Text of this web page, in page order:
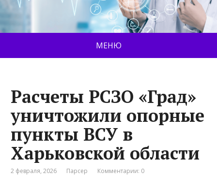
МЕНЮ
Расчеты РСЗО «Град»
уничтожили опорные
пункты ВСУ в
Харьковской области
2 февраля, 2026 Парсер Комментарии: 0